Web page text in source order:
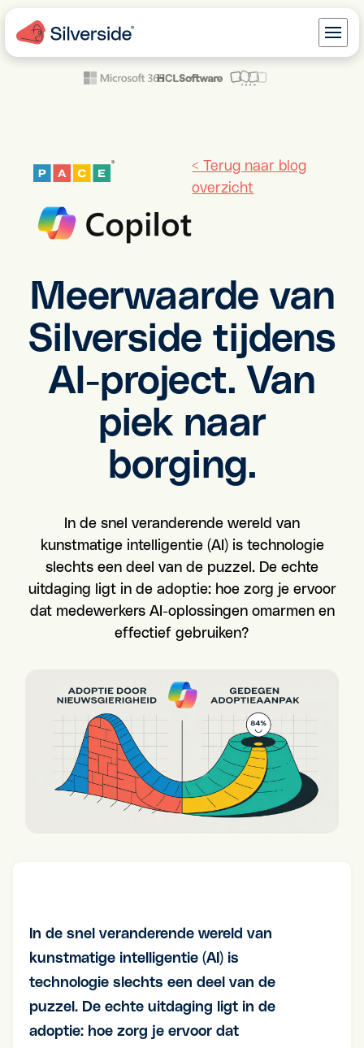
< Terug naar blog
overzicht
Meerwaarde van
Silverside tijdens
AI-project. Van
piek naar
borging.
In de snel veranderende wereld van
kunstmatige intelligentie (AI) is technologie
slechts een deel van de puzzel. De echte
uitdaging ligt in de adoptie: hoe zorg je ervoor
dat medewerkers AI-oplossingen omarmen en
effectief gebruiken?
In de snel veranderende wereld van
kunstmatige intelligentie (AI) is
technologie slechts een deel van de
puzzel. De echte uitdaging ligt in de
adoptie: hoe zorg je ervoor dat